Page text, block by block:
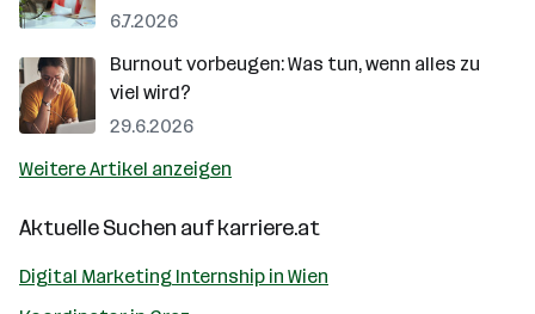
6.7.2026
Burnout vorbeugen: Was tun, wenn alles zu
viel wird?
29.6.2026
Weitere Artikel anzeigen
Aktuelle Suchen aufkarriere.at
Digital Marketing Internship in Wien